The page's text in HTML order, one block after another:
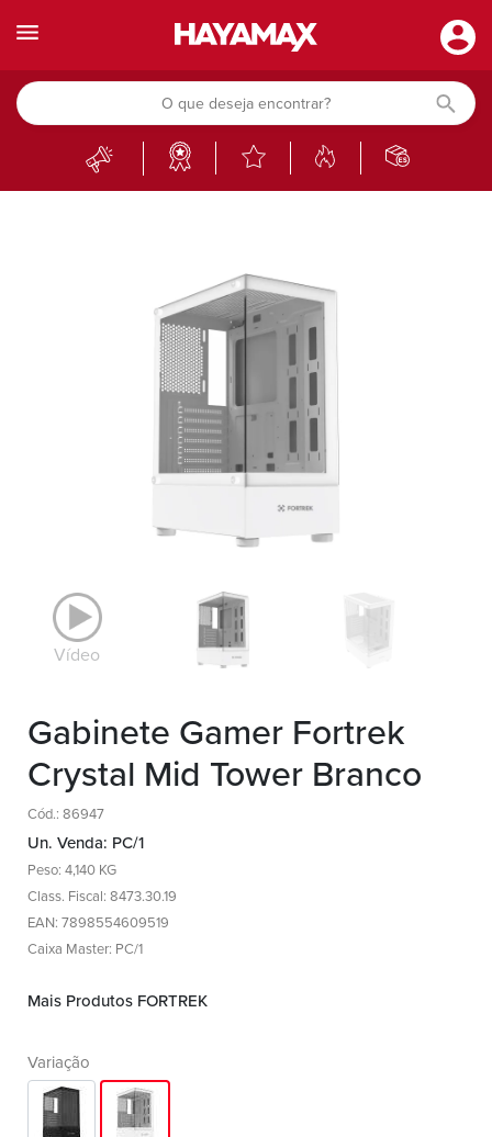
Vídeo
Gabinete Gamer Fortrek
Crystal Mid Tower Branco
Cód.: 86947
Un. Venda: PC/1
Peso: 4,140 KG
Class. Fiscal: 8473.30.19
EAN: 7898554609519
Caixa Master: PC/1
Mais Produtos FORTREK
Variação